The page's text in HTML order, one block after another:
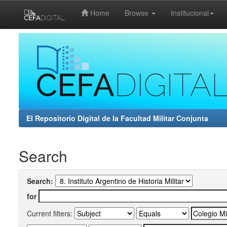
Home Browse Institucional
El Repositorio Digital de la Facultad Militar Conjunta
Search
Search:
for
Current filters: